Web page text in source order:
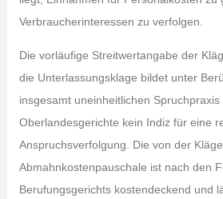
Verbraucherinteressen zu verfolgen.
Die vorläufige Streitwertangabe der
die Unterlassungsklage bildet unter
insgesamt uneinheitlichen Spruchpraxis
Oberlandesgerichte kein Indiz für eine
Anspruchsverfolgung. Die von der
Abmahnkostenpauschale ist nach den
Berufungsgerichts kostendeckend und